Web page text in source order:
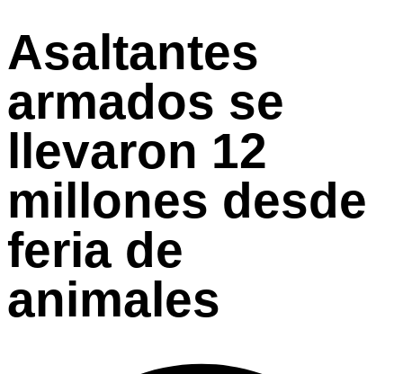
Asaltantes
armados se
llevaron 12
millones desde
feria de
animales